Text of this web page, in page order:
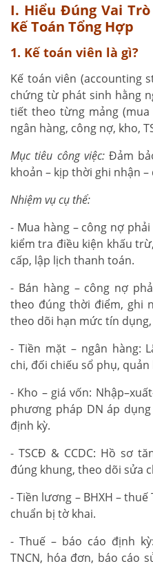
I. Hiểu Đúng Vai Trò
Kế Toán Tổng Hợp
1. Kế toán viên là gì?
Kế toán viên (accounting
chứng từ phát sinh hằng
tiết theo từng mảng
ngân hàng, công nợ, kho,
Mục tiêu công việc:Đảm
khoản – kịp thời ghi nhận
Nhiệm vụ cụ thể:
- Mua hàng – công nợ
kiểm tra điều kiện khấu
cấp, lập lịch thanh toán.
- Bán hàng – công nợ
theo đúng thời điểm, ghi
theo dõi hạn mức tín
- Tiền mặt – ngân hàng:
chi, đối chiếu sổ phụ,
- Kho – giá vốn:
phương pháp DN áp
định kỳ.
- TSCĐ & CCDC: Hồ sơ
đúng khung, theo dõi sửa
- Tiền lương – BHXH –
chuẩn bị tờ khai.
- Thuế – báo cáo định
TNCN, hóa đơn, báo cáo